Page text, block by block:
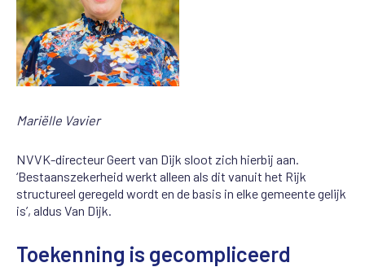
Mariëlle Vavier
NVVK-directeur Geert van Dijk sloot zich hierbij aan.
‘Bestaanszekerheid werkt alleen als dit vanuit het Rijk
structureel geregeld wordt en de basis in elke gemeente gelijk
is’, aldus Van Dijk.
Toekenning is gecompliceerd